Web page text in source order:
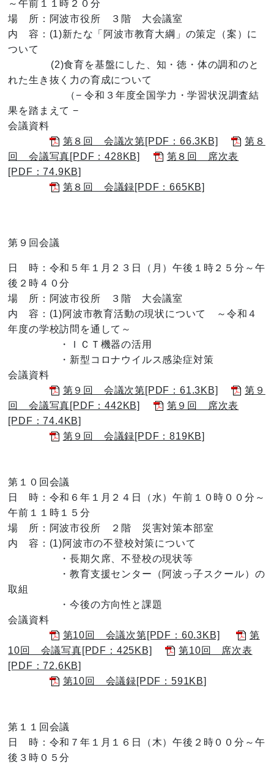
～午前１１時２０分
場 所：阿波市役所 ３階 大会議室
内 容：(1)新たな「阿波市教育大綱」の策定（案）に
ついて
(2)食育を基盤にした、知・徳・体の調和のと
れた生き抜く力の育成について
（− 令和３年度全国学力・学習状況調査結
果を踏まえて −
会議資料
第８回 会議次第[PDF：66.3KB]
第８
回 会議写真[PDF：428KB]
第８回 席次表
[PDF：74.9KB]
第８回 会議録[PDF：665KB]
第９回会議
日 時：令和５年１月２３日（月）午後１時２５分～午
後２時４０分
場 所：阿波市役所 ３階 大会議室
内 容：(1)阿波市教育活動の現状について ～令和４
年度の学校訪問を通して～
・ＩＣＴ機器の活用
・新型コロナウイルス感染症対策
会議資料
第９回 会議次第[PDF：61.3KB]
第９
回 会議写真[PDF：442KB]
第９回 席次表
[PDF：74.4KB]
第９回 会議録[PDF：819KB]
第１０回会議
日 時：令和６年１月２４日（水）午前１０時００分～
午前１１時１５分
場 所：阿波市役所 ２階 災害対策本部室
内 容：(1)阿波市の不登校対策について
・長期欠席、不登校の現状等
・教育支援センター（阿波っ子スクール）の
取組
・今後の方向性と課題
会議資料
第10回 会議次第[PDF：60.3KB]
第
10回 会議写真[PDF：425KB]
第10回 席次表
[PDF：72.6KB]
第10回 会議録[PDF：591KB]
第１１回会議
日 時：令和７年１月１６日（木）午後２時００分～午
後３時０５分